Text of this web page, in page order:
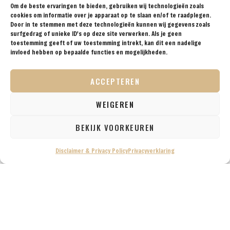
Om de beste ervaringen te bieden, gebruiken wij technologieën zoals
cookies om informatie over je apparaat op te slaan en/of te raadplegen.
Door in te stemmen met deze technologieën kunnen wij gegevens zoals
surfgedrag of unieke ID's op deze site verwerken. Als je geen
toestemming geeft of uw toestemming intrekt, kan dit een nadelige
invloed hebben op bepaalde functies en mogelijkheden.
ACCEPTEREN
WEIGEREN
BEKIJK VOORKEUREN
Disclaimer & Privacy PolicyPrivacyverklaring
reiziger. Met onze tips, reisroutes en
reisverslagen ga je met een gerust hart op reis!
SAMENWERKEN
VOLG ONS OP SOCIAL